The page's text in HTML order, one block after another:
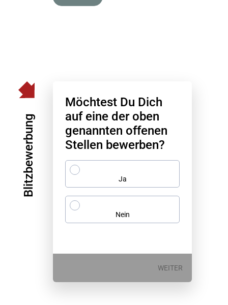
Blitzbewerbung
Möchtest Du Dich
auf eine der oben
genannten offenen
Stellen bewerben?
Ja
Nein
WEITER